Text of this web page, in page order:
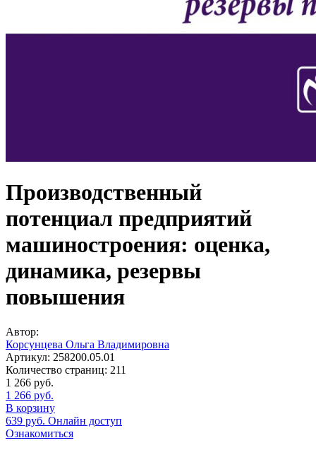
Производственный
потенциал предприятий
машиностроения: оценка,
динамика, резервы
повышения
Автор:
Корсунцева Ольга Владимировна
Артикул: 258200.05.01
Количество страниц: 211
1 266 руб.
1 266 руб.
В корзину
639 руб. Онлайн доступ
Ознакомиться